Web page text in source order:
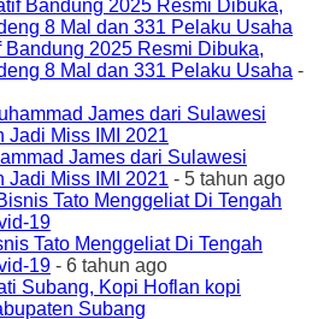
Bandung 2025 Resmi Dibuka,
8 Mal dan 331 Pelaku Usaha -
James dari Sulawesi
Jadi Miss IMI 2021 - 5 tahun ago
Tato Menggeliat Di Tengah
19 - 6 tahun ago